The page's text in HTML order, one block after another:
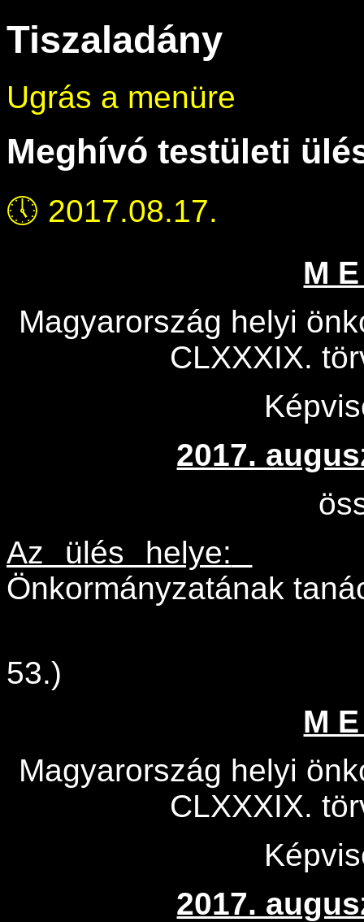
Tiszaladány
Ugrás a menüre
Meghívó testületi
🕔 2017.08.17.
M
Magyarország helyi
CLXXXIX.
2017.
Az ülés helye:
Önkormányzatának
53.)
M
Magyarország helyi
CLXXXIX.
2017.